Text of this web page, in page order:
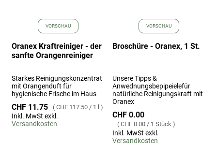
VORSCHAU
Oranex Kraftreiniger - der
sanfte Orangenreiniger
Starkes Reinigungskonzentrat
mit Orangenduft für
hygienische Frische im Haus
CHF 11.75 CHF 117.50 / 1 l
Inkl. MwSt exkl.
Versandkosten
VORSCHAU
Broschüre - Oranex, 1 St.
Unsere Tipps &
Anwednungsbepipeielefür
natürliche Reinigungskraft mit
Oranex
CHF 0.00
CHF 0.00 / 1 Stück
Inkl. MwSt exkl.
Versandkosten